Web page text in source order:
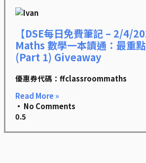
【DSE每日免費筆記 – 2/4/
Maths 數學一本讀通：最重
(Part 1) Giveaway
優惠券代碼：ffclassroommaths
Read More »
No Comments